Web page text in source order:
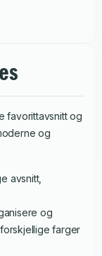
favorittavsnitt og
og
avsnitt,
og
farger